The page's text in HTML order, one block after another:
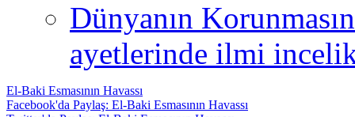
Dünyanın
ayetlerinde ilmi
El-Baki Esmasının Havassı
Facebook'da Paylaş: El-Baki Esmasının Havassı